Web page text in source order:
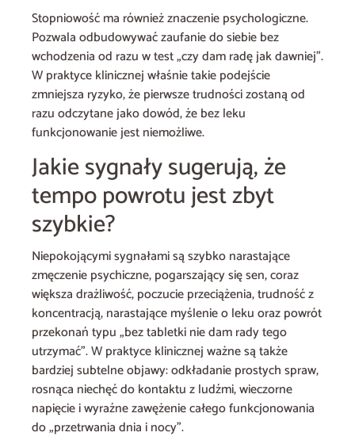
Stopniowość ma również znaczenie psychologiczne.
Pozwala odbudowywać zaufanie do siebie bez
wchodzenia od razu w test „czy dam radę jak dawniej”.
W praktyce klinicznej właśnie takie podejście
zmniejsza ryzyko, że pierwsze trudności zostaną od
razu odczytane jako dowód, że bez leku
funkcjonowanie jest niemożliwe.
Jakie sygnały sugerują, że
tempo powrotu jest zbyt
szybkie?
Niepokojącymi sygnałami są szybko narastające
zmęczenie psychiczne, pogarszający się sen, coraz
większa drażliwość, poczucie przeciążenia, trudność z
koncentracją, narastające myślenie o leku oraz powrót
przekonań typu „bez tabletki nie dam rady tego
utrzymać”. W praktyce klinicznej ważne są także
bardziej subtelne objawy: odkładanie prostych spraw,
rosnąca niechęć do kontaktu z ludźmi, wieczorne
napięcie i wyraźne zawężenie całego funkcjonowania
do „przetrwania dnia i nocy”.